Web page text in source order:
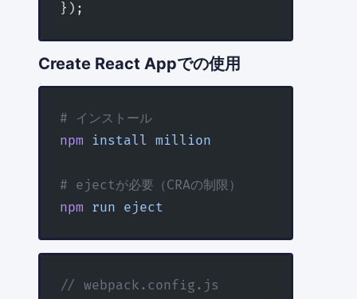
});
Create React Appでの使用
# インストール
npm install million
# ejectが必要（CRAの制限）
npm run eject
// webpack.config.js